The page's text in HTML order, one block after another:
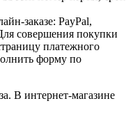
заказе: PayPal,
совершения покупки
платежного
форму по
В интернет-магазине